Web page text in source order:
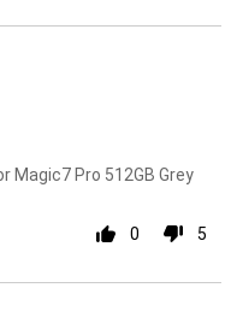
Magic7 Pro 512GB Grey
0 5